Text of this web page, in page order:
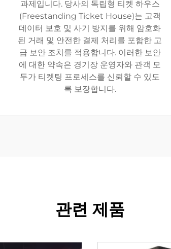
과제입니다. 당사의 독립형 티켓 하우스
(Freestanding Ticket House)는 고객
데이터 보호 및 사기 방지를 위해 암호화
된 거래 및 안전한 결제 처리를 포함한 고
급 보안 조치를 적용합니다. 이러한 보안
에 대한 약속은 경기장 운영자와 관객 모
두가 티켓팅 프로세스를 신뢰할 수 있도
록 보장합니다.
관련 제품